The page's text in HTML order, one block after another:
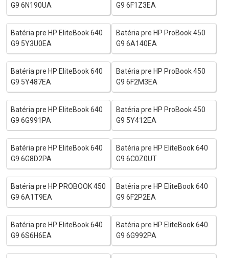
G9 6N190UA
G9 6F1Z3EA
Batéria pre HP EliteBook 640
G9 5Y3U0EA
Batéria pre HP ProBook 450
G9 6A140EA
Batéria pre HP EliteBook 640
G9 5Y487EA
Batéria pre HP ProBook 450
G9 6F2M3EA
Batéria pre HP EliteBook 640
G9 6G991PA
Batéria pre HP ProBook 450
G9 5Y412EA
Batéria pre HP EliteBook 640
G9 6G8D2PA
Batéria pre HP EliteBook 640
G9 6C0Z0UT
Batéria pre HP PROBOOK 450
G9 6A1T9EA
Batéria pre HP EliteBook 640
G9 6F2P2EA
Batéria pre HP EliteBook 640
G9 6S6H6EA
Batéria pre HP EliteBook 640
G9 6G992PA